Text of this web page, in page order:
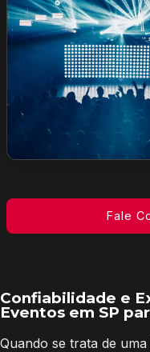
Fale
Confiabilidade e
Eventos em SP
Quando se trata de uma